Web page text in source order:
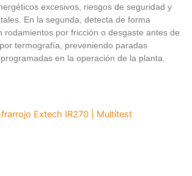
excesivos, riesgos de seguridad y
En la segunda, detecta de forma
rodamientos por fricción o desgaste antes de
termografía, preveniendo paradas
en la operación de la planta.